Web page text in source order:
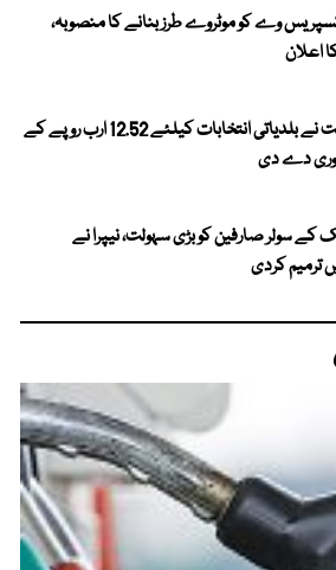
وے کو موٹروے طرز بنانے کا منصوبہ،
اعلان
پنجاب حکومت نے بلدیاتی انتخابات کیلئے 12.52 ارب روپے کے
دے دی
تک کے سولر صارفین کو بڑی سہولت، نیپرا نے
ترمیم کردی